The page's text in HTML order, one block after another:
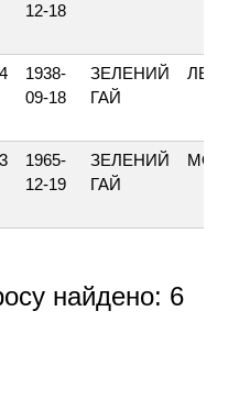
12-18
1938-
09-18
ЗЕЛЕНИЙ
ГАЙ
1965-
12-19
ЗЕЛЕНИЙ
ГАЙ
найдено: 6